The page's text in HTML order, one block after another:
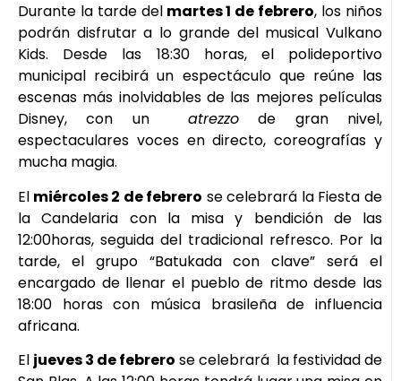
Durante la tarde delmartes 1 de febrero, los niños
podrán disfrutar a lo grande del musical Vulkano
Kids. Desde las 18:30 horas, el polideportivo
municipal recibirá un espectáculo que reúne las
escenas más inolvidables de las mejores películas
Disney, con un atrezzode gran nivel,
espectaculares voces en directo, coreografías y
mucha magia.
El miércoles 2 de febrero se celebrará la Fiesta de
la Candelaria con la misa y bendición de las
12:00horas, seguida del tradicional refresco. Por la
tarde, el grupo “Batukada con clave” será el
encargado de llenar el pueblo de ritmo desde las
18:00 horas con música brasileña de influencia
africana.
El jueves 3 de febrero se celebrará la festividad de